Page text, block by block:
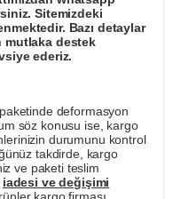
Sitemizdeki
Bazı detaylar
mutlaka destek
ederiz.
deformasyon
söz konusu ise, kargo
durumunu kontrol
takdirde, kargo
ve paketi teslim
iadesi ve değişimi